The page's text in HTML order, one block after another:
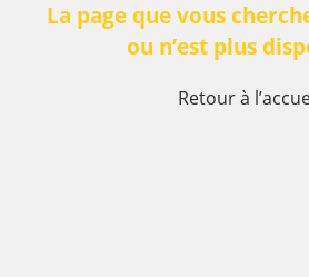
La page que vous
ou n’est plus
Retour à